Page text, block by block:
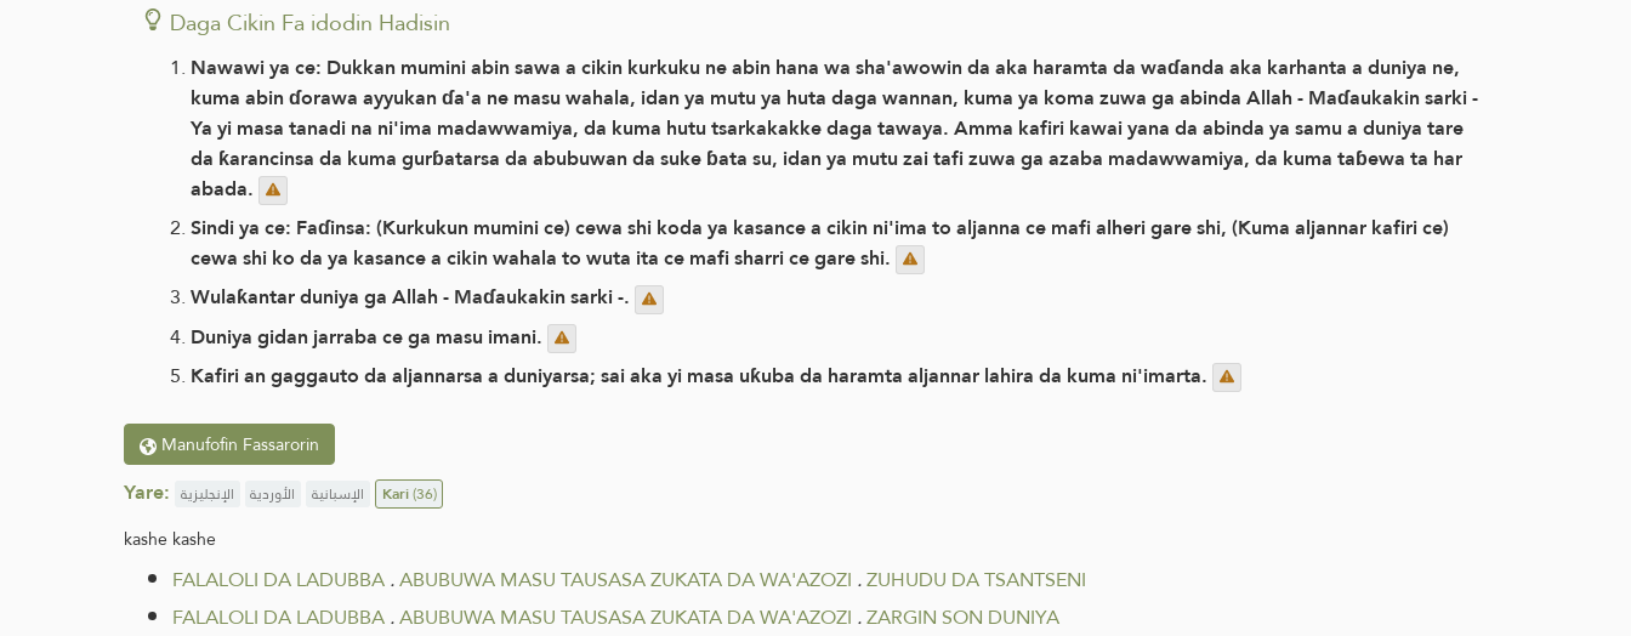
Daga Cikin Fa idodin Hadisin
Nawawi ya ce: Dukkan mumini abin sawa a cikin kurkuku ne abin hana wa sha'awowin da aka haramta da waɗanda aka karhanta a duniya ne,
kuma abin ɗorawa ayyukan ɗa'a ne masu wahala, idan ya mutu ya huta daga wannan, kuma ya koma zuwa ga abinda Allah - Maɗaukakin sarki -
Ya yi masa tanadi na ni'ima madawwamiya, da kuma hutu tsarkakakke daga tawaya. Amma kafiri kawai yana da abinda ya samu a duniya tare
da ƙarancinsa da kuma gurɓatarsa da abubuwan da suke ɓata su, idan ya mutu zai tafi zuwa ga azaba madawwamiya, da kuma taɓewa ta har
abada.
Sindi ya ce: Faɗinsa: (Kurkukun mumini ce) cewa shi koda ya kasance a cikin ni'ima to aljanna ce mafi alheri gare shi, (Kuma aljannar kafiri ce)
cewa shi ko da ya kasance a cikin wahala to wuta ita ce mafi sharri ce gare shi.
Wulaƙantar duniya ga Allah - Maɗaukakin sarki -.
Duniya gidan jarraba ce ga masu imani.
Kafiri an gaggauto da aljannarsa a duniyarsa; sai aka yi masa uƙuba da haramta aljannar lahira da kuma ni'imarta.
Manufofin Fassarorin
Yare: الإنجليزية الأوردية الإسبانية Kari(36)
kashe kashe
FALALOLI DA LADUBBA.ABUBUWA MASU TAUSASA ZUKATA DA WA'AZOZI .ZUHUDU DA TSANTSENI
FALALOLI DA LADUBBA.ABUBUWA MASU TAUSASA ZUKATA DA WA'AZOZI .ZARGIN SON DUNIYA